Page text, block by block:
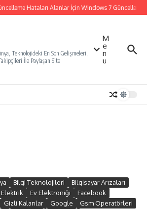
Hataları Alanlar İçin Windows 7 Güncelleme
Teknolojideki En Son Gelişmeleri,
İle Paylaşan Site
M
e
n
u
Bilgi Teknolojileri
Bilgisayar Arızaları
Elektrik Ev Elektroniği
Facebook
Gizli Kalanlar Google
Gsm Operatörleri